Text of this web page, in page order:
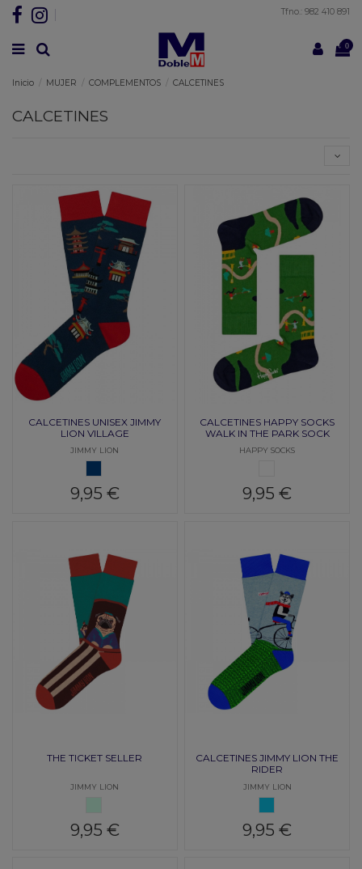
Tfno.: 982 410 891
0
Inicio MUJER COMPLEMENTOS CALCETINES
CALCETINES
CALCETINES UNISEX JIMMY
LION VILLAGE
JIMMY LION
9,95 €
CALCETINES HAPPY SOCKS
WALK IN THE PARK SOCK
HAPPY SOCKS
9,95 €
THE TICKET SELLER
JIMMY LION
9,95 €
CALCETINES JIMMY LION THE
RIDER
JIMMY LION
9,95 €